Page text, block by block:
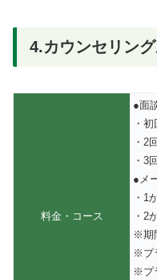
4.カウンセリン
料金・コース
●面
・
・2
・3
●メ
・1
・2
※期
※プ
※プ